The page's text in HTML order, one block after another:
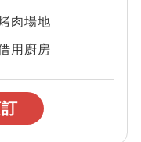
愛取景的...
肉場地
用廚房